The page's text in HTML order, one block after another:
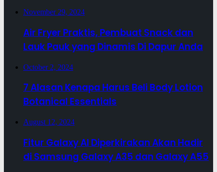
November 29, 2024
Air Fryer Praktis, Pembuat Snack dan
Lauk Pauk yang Dinamis Di Dapur Anda
October 2, 2024
7 Alasan Kenapa Harus Beli Body Lotion
Botanical Essentials
August 12, 2024
Fitur Galaxy AI Diperkirakan Akan Hadir
di Samsung Galaxy A35 dan Galaxy A55